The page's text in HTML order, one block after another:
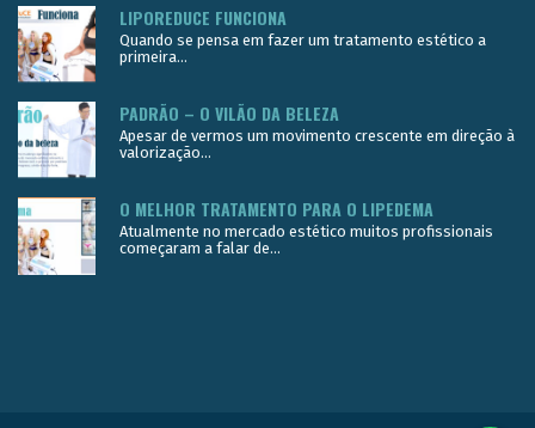
LIPOREDUCE FUNCIONA
Quando se pensa em fazer um tratamento estético a
primeira...
PADRÃO – O VILÃO DA BELEZA
Apesar de vermos um movimento crescente em direção à
valorização...
O MELHOR TRATAMENTO PARA O LIPEDEMA
Atualmente no mercado estético muitos profissionais
começaram a falar de...